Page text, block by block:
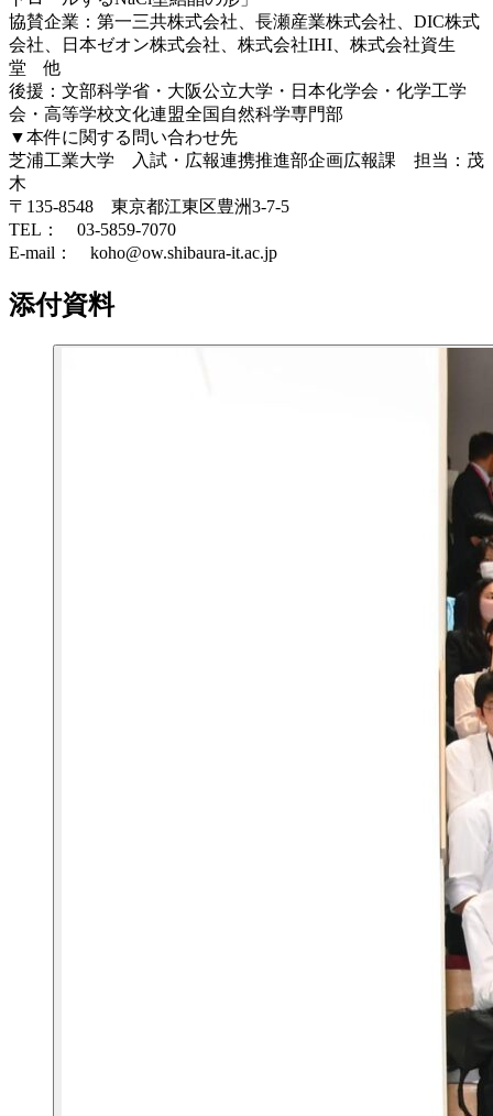
協賛企業：第一三共株式会社、長瀬産業株式会社、DIC株式
会社、日本ゼオン株式会社、株式会社IHI、株式会社資生
堂 他
後援：文部科学省・大阪公立大学・日本化学会・化学工学
会・高等学校文化連盟全国自然科学専門部
▼本件に関する問い合わせ先
芝浦工業大学 入試・広報連携推進部企画広報課 担当：茂
木
〒135-8548 東京都江東区豊洲3-7-5
TEL： 03-5859-7070
E-mail： koho@ow.shibaura-it.ac.jp
添付資料